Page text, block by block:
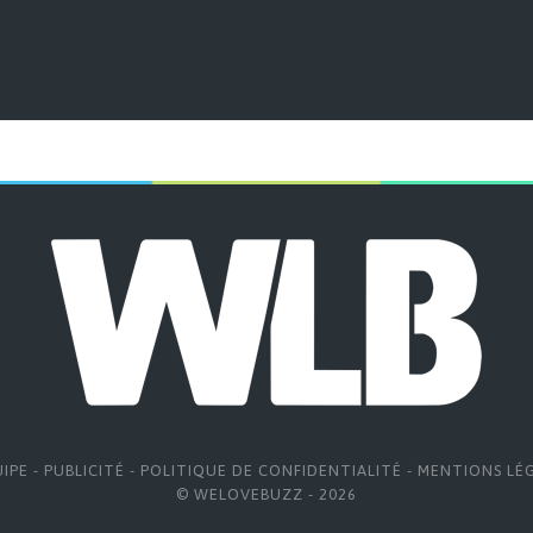
- PUBLICITÉ - POLITIQUE DE CONFIDENTIALITÉ - MENTIONS
© WELOVEBUZZ - 2026